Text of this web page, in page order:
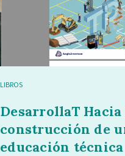
LIBROS
DesarrollaT
construcción de
educación técnica